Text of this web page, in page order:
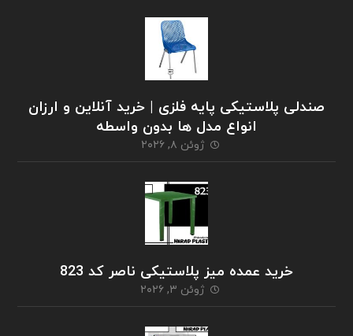
صندلی پلاستیکی پایه فلزی | خرید آنلاین و ارزان
انواع مدل ها بدون واسطه
ژوئن ۸, ۲۰۲۶
خرید عمده میز پلاستیکی ناصر کد 823
ژوئن ۳, ۲۰۲۶